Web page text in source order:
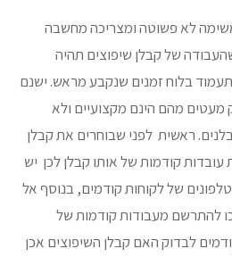
לא פשוטה ומצריכה מחשבה
של קבלן שיפוצים תהיה
בלוח זמנים שנקבע מראש. ישנם
מעטים מהם הינם מקצועיים ולא
ראשית לפני שבוחרים את קבלן
קודמות של אותו קבלן לכן יש
של לקוחות קודמים, בנוסף אל
להתרשם מעבודות קודמות של
לבדוק האם קבלן השיפוצים אכן